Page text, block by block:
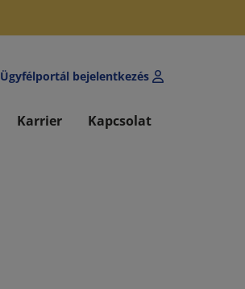
Ügyfélportál bejelentkezés
Karrier Kapcsolat